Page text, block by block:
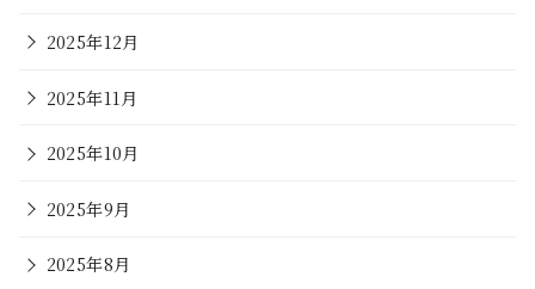
2025年12月
2025年11月
2025年10月
2025年9月
2025年8月